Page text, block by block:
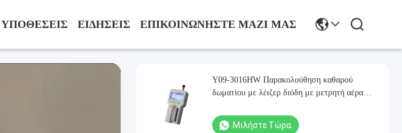
ΥΠΟΘΈΣΕΙΣ ΕΙΔΉΣΕΙΣ ΕΠΙΚΟΙΝΩΝΉΣΤΕ ΜΑΖΊ ΜΑΣ
Y09-3016HW Παρακολούθηση καθαρού
δωματίου με λέιζερ διόδη με μετρητή αέρα
Μιλήστε Τώρα.